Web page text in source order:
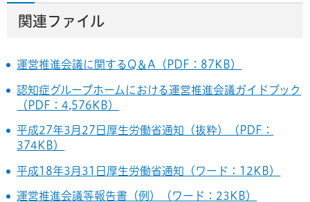
関連ファイル
運営推進会議に関するQ＆A（PDF：87KB）
認知症グループホームにおける運営推進会議ガイドブック
（PDF：4,576KB）
平成27年3月27日厚生労働省通知（抜粋）（PDF：
374KB）
平成18年3月31日厚生労働省通知（ワード：12KB）
運営推進会議等報告書（例）（ワード：23KB）